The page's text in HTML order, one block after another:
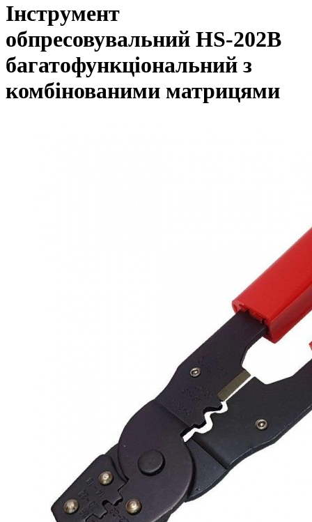
Інструмент
обпресовувальний HS-202В
багатофункціональний з
комбінованими матрицями